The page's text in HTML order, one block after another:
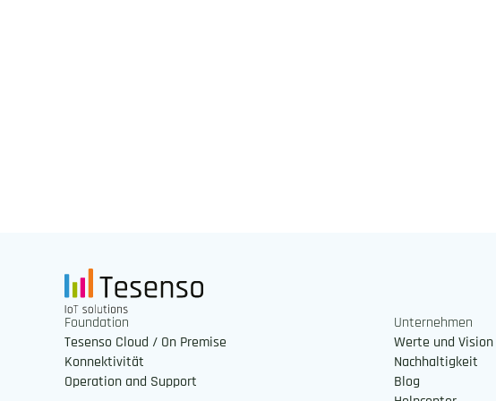
Foundation
Tesenso Cloud / On Premise
Konnektivität
Operation and Support
Unternehmen
Werte und Vision
Nachhaltigkeit
Blog